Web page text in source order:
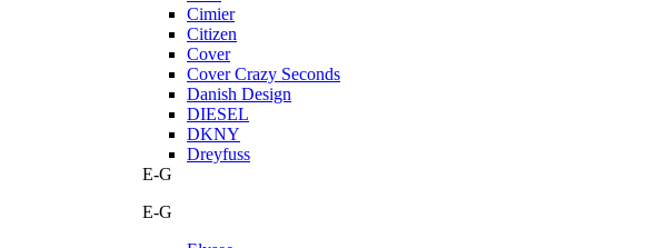
Cimier
Citizen
Cover
Cover Crazy Seconds
Danish Design
DIESEL
DKNY
Dreyfuss
E-G
E-G